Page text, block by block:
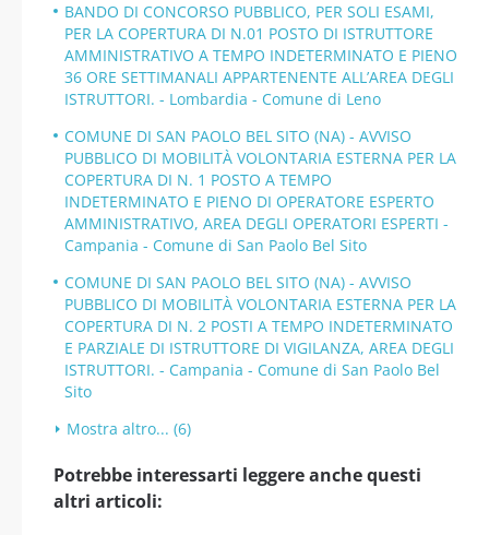
BANDO DI CONCORSO PUBBLICO, PER SOLI ESAMI,
PER LA COPERTURA DI N.01 POSTO DI ISTRUTTORE
AMMINISTRATIVO A TEMPO INDETERMINATO E PIENO
36 ORE SETTIMANALI APPARTENENTE ALL’AREA DEGLI
ISTRUTTORI. - Lombardia - Comune di Leno
COMUNE DI SAN PAOLO BEL SITO (NA) - AVVISO
PUBBLICO DI MOBILITÀ VOLONTARIA ESTERNA PER LA
COPERTURA DI N. 1 POSTO A TEMPO
INDETERMINATO E PIENO DI OPERATORE ESPERTO
AMMINISTRATIVO, AREA DEGLI OPERATORI ESPERTI -
Campania - Comune di San Paolo Bel Sito
COMUNE DI SAN PAOLO BEL SITO (NA) - AVVISO
PUBBLICO DI MOBILITÀ VOLONTARIA ESTERNA PER LA
COPERTURA DI N. 2 POSTI A TEMPO INDETERMINATO
E PARZIALE DI ISTRUTTORE DI VIGILANZA, AREA DEGLI
ISTRUTTORI. - Campania - Comune di San Paolo Bel
Sito
Mostra altro... (6)
Potrebbe interessarti leggere anche questi
altri articoli: